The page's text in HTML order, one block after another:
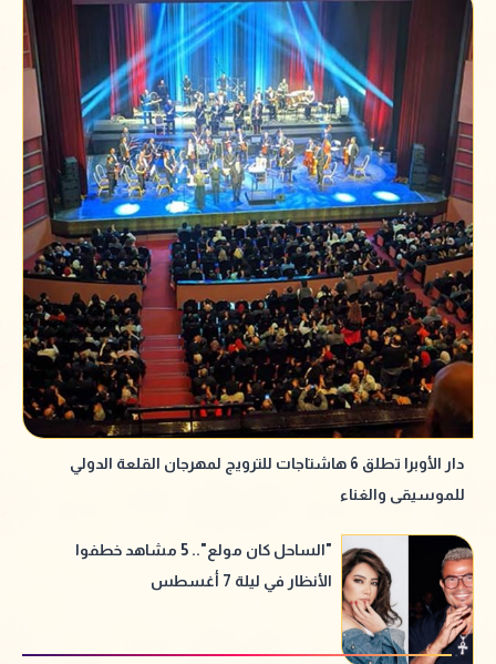
دار الأوبرا تطلق 6 هاشتاجات للترويج لمهرجان القلعة الدولي
للموسيقى والغناء
"الساحل كان مولع".. 5 مشاهد خطفوا
الأنظار في ليلة 7 أغسطس